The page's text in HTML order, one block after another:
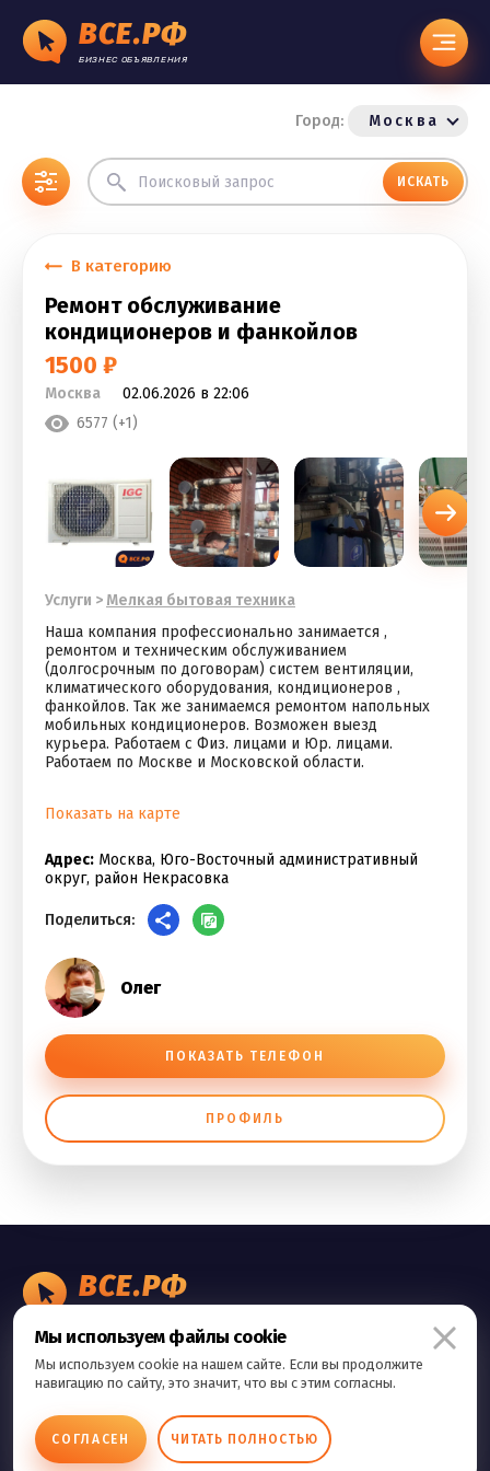
ВСЕ.РФ
БИЗНЕС ОБЪЯВЛЕНИЯ
Город: Москва
ИСКАТЬ
В категорию
Ремонт обслуживание
кондиционеров и фанкойлов
1500 ₽
Москва
02.06.2026 в 22:06
6577 (+1)
Услуги > Мелкая бытовая техника
Наша компания профессионально занимается ,
ремонтом и техническим обслуживанием
(долгосрочным по договорам) систем вентиляции,
климатического оборудования, кондиционеров ,
фанкойлов. Так же занимаемся ремонтом напольных
мобильных кондиционеров. Возможен выезд
курьера. Работаем с Физ. лицами и Юр. лицами.
Работаем по Москве и Московской области.
Показать на карте
Адрес: Москва, Юго-Восточный административный
округ, район Некрасовка
Поделиться:
Олег
ПОКАЗАТЬ ТЕЛЕФОН
ПРОФИЛЬ
ВСЕ.РФ
Copyright © 2026 Все.Рф Все права защищены
Правила сервиса
Политика конфиденциальности
Мы используем файлы cookie
Мы используем cookie на нашем сайте. Если вы продолжите
навигацию по сайту, это значит, что вы с этим согласны.
СОГЛАСЕН ЧИТАТЬ ПОЛНОСТЬЮ